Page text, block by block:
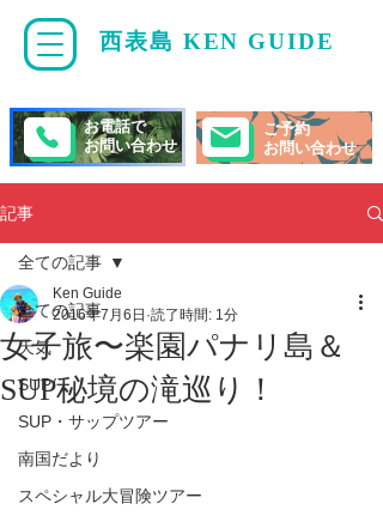
西表島 KEN GUIDE
ご予約
お問い合わせ
お電話で
お問い合わせ
記事
全ての記事
天気
SUP/
SUP・サップツアー
南国だより
スペシャル大冒険ツアー
全ての記事
女子旅〜楽園パナリ島＆
SUP秘境の滝巡り！
Ken Guide
2016年7月6日 読了時間: 1分